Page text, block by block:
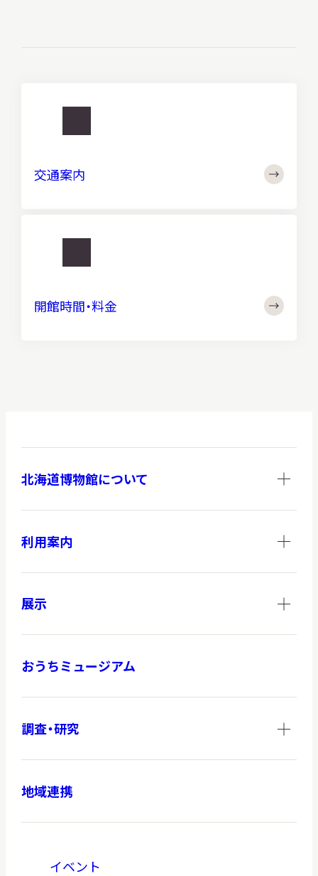
交
案
交通案内
開
時
開館時間・料金
北海道博物館について
利用案内
展示
おうちミュージアム
調査・研究
地域連携
イベント